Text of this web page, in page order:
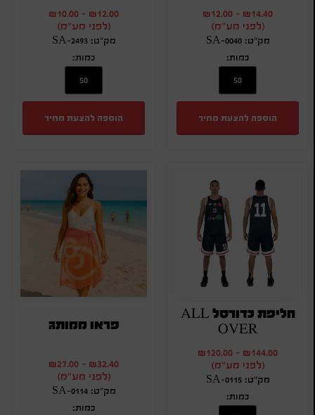
₪14.40
-
₪12.00
(לפני מע"מ)
מק"ט: SA-0040
כמות:
הוספה להצעת מחיר
₪12.00
-
₪10.00
(לפני מע"מ)
מק"ט: SA-2493
כמות:
הוספה להצעת מחיר
חליפת כדורסל ALL
OVER
₪144.00
-
₪120.00
(לפני מע"מ)
מק"ט: SA-0115
כמות:
פראו ממותג
₪32.40
-
₪27.00
(לפני מע"מ)
מק"ט: SA-0114
כמות: